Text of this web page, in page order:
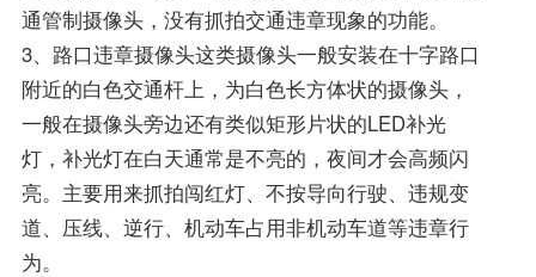
通管制摄像头，没有抓拍交通违章现象的功能。
3、路口违章摄像头这类摄像头一般安装在十字路口
附近的白色交通杆上，为白色长方体状的摄像头，
一般在摄像头旁边还有类似矩形片状的LED补光
灯，补光灯在白天通常是不亮的，夜间才会高频闪
亮。主要用来抓拍闯红灯、不按导向行驶、违规变
道、压线、逆行、机动车占用非机动车道等违章行
为。